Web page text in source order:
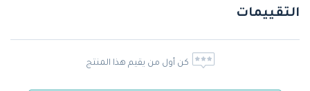
التقييمات
كن أول من يقيم هذا المنتج